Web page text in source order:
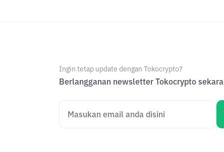
Ingin tetap update dengan Tokocrypto?
Berlangganan newsletter Tokocrypto